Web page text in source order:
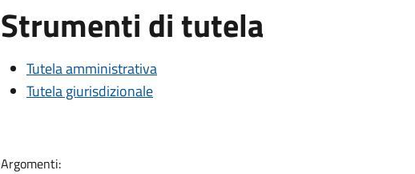
Strumenti di tutela
Tutela amministrativa
Tutela giurisdizionale
Argomenti: